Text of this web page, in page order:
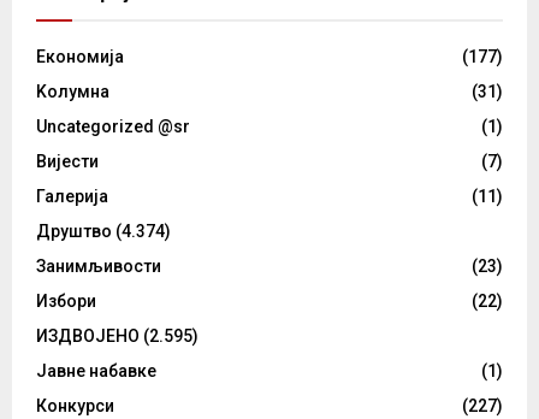
Eкономија
(177)
Kолумнa
(31)
Uncategorized @sr
(1)
Вијести
(7)
Галерија
(11)
Друштво (4.374)
Занимљивости
(23)
Избори
(22)
ИЗДВОЈЕНО (2.595)
Јавне набавке
(1)
Конкурси
(227)